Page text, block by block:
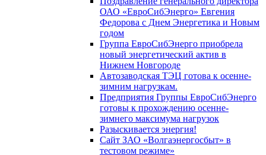
ОАО «ЕвроСибЭнерго» Евгения
Федорова с Днем Энергетика и Новым
годом
Группа ЕвроСибЭнерго приобрела
новый энергетический актив в
Нижнем Новгороде
Автозаводская ТЭЦ готова к осенне-
зимним нагрузкам.
Предприятия Группы ЕвроСибЭнерго
готовы к прохождению осенне-
зимнего максимума нагрузок
Разыскивается энергия!
Сайт ЗАО «Волгаэнергосбыт» в
тестовом режиме»